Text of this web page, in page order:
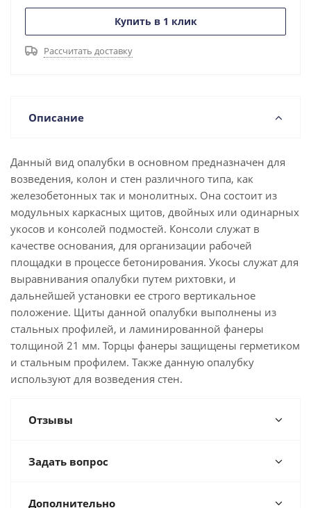
Купить в 1 клик
Рассчитать доставку
Описание
Данный вид опалубки в основном предназначен для
возведения, колон и стен различного типа, как
железобетонных так и монолитных. Она состоит из
модульных каркасных щитов, двойных или одинарных
укосов и консолей подмостей. Консоли служат в
качестве основания, для организации рабочей
площадки в процессе бетонирования. Укосы служат для
выравнивания опалубки путем рихтовки, и
дальнейшей установки ее строго вертикальное
положение. Щиты данной опалубки выполнены из
стальных профилей, и ламинированной фанеры
толщиной 21 мм. Торцы фанеры защищены герметиком
и стальным профилем. Также данную опалубку
используют для возведения стен.
Отзывы
Задать вопрос
Дополнительно